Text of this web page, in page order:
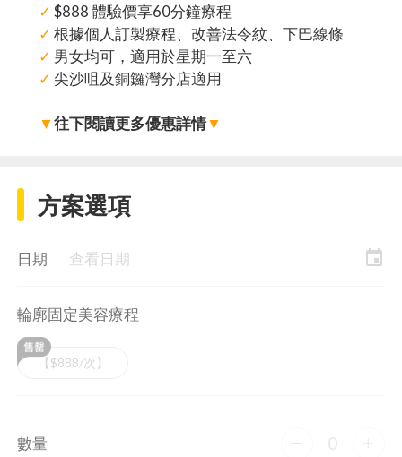
✓ $888 體驗價享60分鐘療程
✓ 根據個人訂製療程、改善法令紋、下巴線條
✓ 男女均可，適用於星期一至六
✓ 尖沙咀及銅鑼灣分店適用
▼往下閱讀更多優惠詳情▼
方案選項
日期 查看日期 event
輪廓固定美容療程
【$888/次】
數量 0